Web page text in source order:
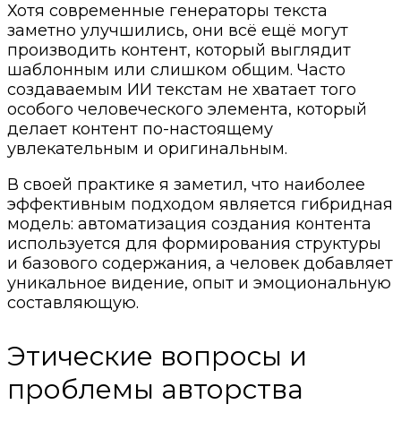
Хотя современные генераторы текста
заметно улучшились, они всё ещё могут
производить контент, который выглядит
шаблонным или слишком общим. Часто
создаваемым ИИ текстам не хватает того
особого человеческого элемента, который
делает контент по-настоящему
увлекательным и оригинальным.
В своей практике я заметил, что наиболее
эффективным подходом является гибридная
модель: автоматизация создания контента
используется для формирования структуры
и базового содержания, а человек добавляет
уникальное видение, опыт и эмоциональную
составляющую.
Этические вопросы и
проблемы авторства